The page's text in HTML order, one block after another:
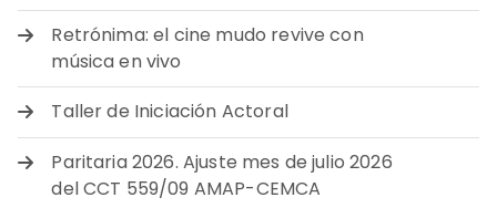
Retrónima: el cine mudo revive con
música en vivo
Taller de Iniciación Actoral
Paritaria 2026. Ajuste mes de julio 2026
del CCT 559/09 AMAP-CEMCA